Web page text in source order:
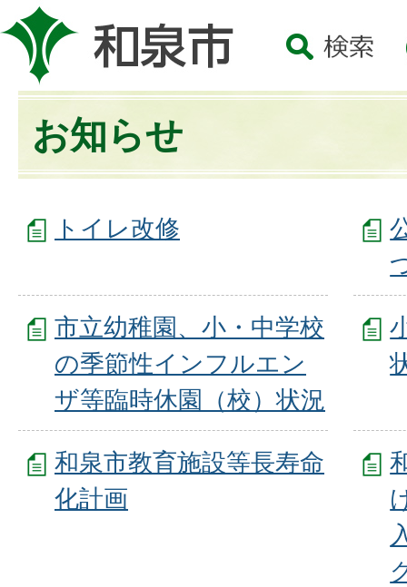
お知らせ
トイレ改修
市立幼稚園、小・中学校
の季節性インフルエン
ザ等臨時休園（校）状況
和泉市教育施設等長寿命
化計画